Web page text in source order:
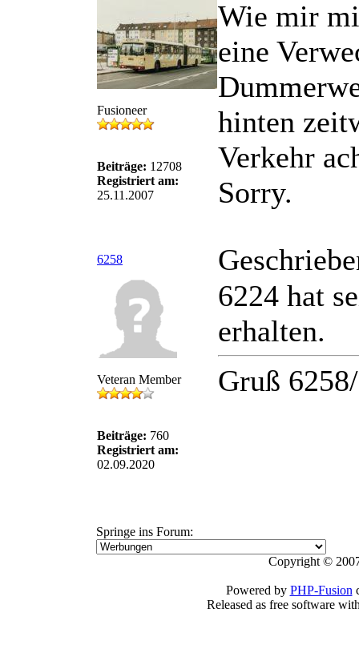
Fusioneer
Beiträge: 12708
Registriert am:
25.11.2007
Wie mir
eine
hinten
Verkehr
Sorry.
6258
Veteran Member
Beiträge: 760
Registriert am:
02.09.2020
6224 hat
erhalten.
Gruß
Springe ins Forum:
Copyright ©
Powered by PHP-Fusion
Released as free software